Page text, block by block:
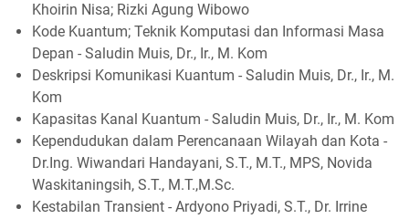
Khoirin Nisa; Rizki Agung Wibowo
Kode Kuantum; Teknik Komputasi dan Informasi Masa
Depan - Saludin Muis, Dr., Ir., M. Kom
Deskripsi Komunikasi Kuantum - Saludin Muis, Dr., Ir., M.
Kom
Kapasitas Kanal Kuantum - Saludin Muis, Dr., Ir., M. Kom
Kependudukan dalam Perencanaan Wilayah dan Kota -
Dr.Ing. Wiwandari Handayani, S.T., M.T., MPS, Novida
Waskitaningsih, S.T., M.T.,M.Sc.
Kestabilan Transient - Ardyono Priyadi, S.T., Dr. Irrine